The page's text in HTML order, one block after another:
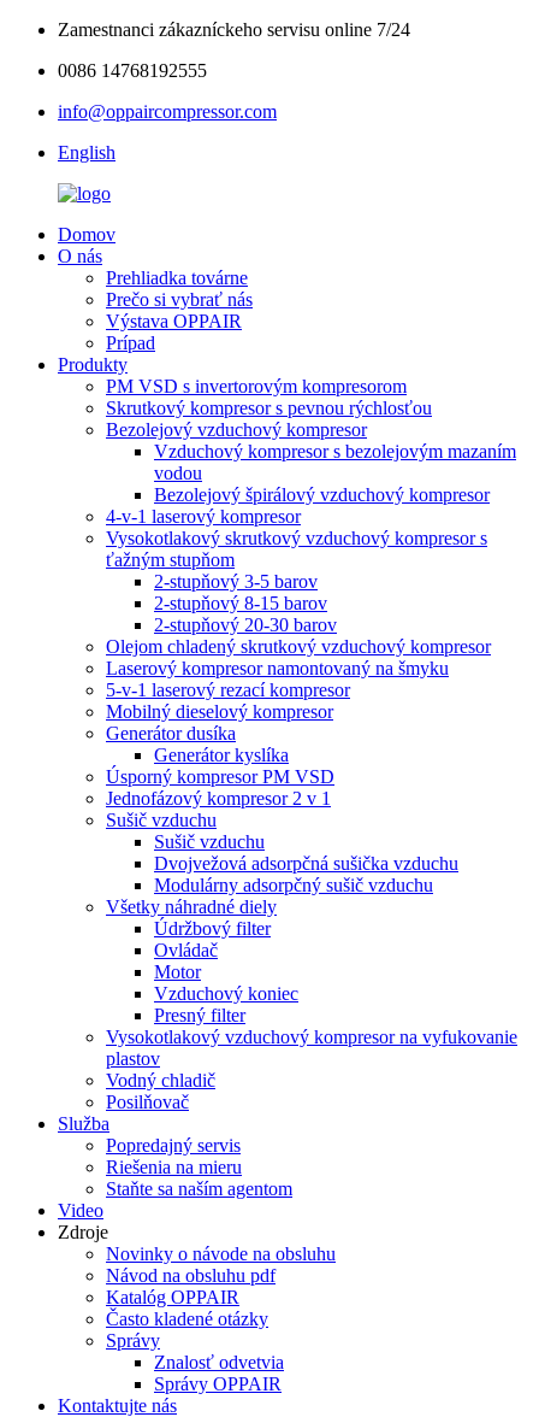
Zamestnanci zákazníckeho servisu online 7/24
0086 14768192555
info@oppaircompressor.com
English
Domov
O nás
Prehliadka továrne
Prečo si vybrať nás
Výstava OPPAIR
Prípad
Produkty
PM VSD s invertorovým kompresorom
Skrutkový kompresor s pevnou rýchlosťou
Bezolejový vzduchový kompresor
Vzduchový kompresor s bezolejovým mazaním
vodou
Bezolejový špirálový vzduchový kompresor
4-v-1 laserový kompresor
Vysokotlakový skrutkový vzduchový kompresor s
ťažným stupňom
2-stupňový 3-5 barov
2-stupňový 8-15 barov
2-stupňový 20-30 barov
Olejom chladený skrutkový vzduchový kompresor
Laserový kompresor namontovaný na šmyku
5-v-1 laserový rezací kompresor
Mobilný dieselový kompresor
Generátor dusíka
Generátor kyslíka
Úsporný kompresor PM VSD
Jednofázový kompresor 2 v 1
Sušič vzduchu
Sušič vzduchu
Dvojvežová adsorpčná sušička vzduchu
Modulárny adsorpčný sušič vzduchu
Všetky náhradné diely
Údržbový filter
Ovládač
Motor
Vzduchový koniec
Presný filter
Vysokotlakový vzduchový kompresor na vyfukovanie
plastov
Vodný chladič
Posilňovač
Služba
Popredajný servis
Riešenia na mieru
Staňte sa naším agentom
Video
Zdroje
Novinky o návode na obsluhu
Návod na obsluhu pdf
Katalóg OPPAIR
Často kladené otázky
Správy
Znalosť odvetvia
Správy OPPAIR
Kontaktujte nás